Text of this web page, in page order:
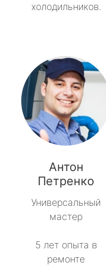
холодильников.
Антон
Петренко
Универсальный
мастер
5 лет опыта в
ремонте